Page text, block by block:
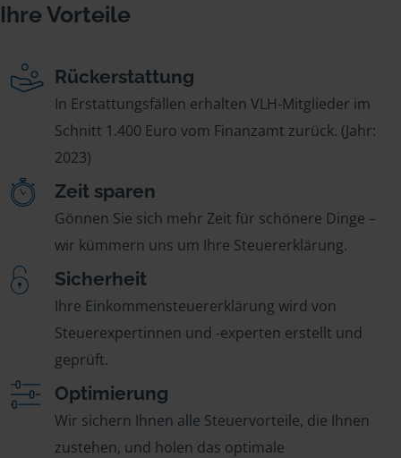
Ihre Vorteile
Rückerstattung
In Erstattungsfällen erhalten VLH-Mitglieder im
Schnitt 1.400 Euro vom Finanzamt zurück. (Jahr:
2023)
Zeit sparen
Gönnen Sie sich mehr Zeit für schönere Dinge –
wir kümmern uns um Ihre Steuererklärung.
Sicherheit
Ihre Einkommensteuererklärung wird von
Steuerexpertinnen und -experten erstellt und
geprüft.
Optimierung
Wir sichern Ihnen alle Steuervorteile, die Ihnen
zustehen, und holen das optimale